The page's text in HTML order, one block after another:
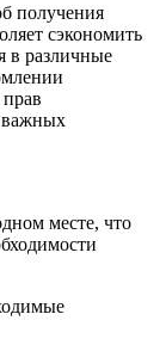
получения
сэкономить
в различные
важных
месте, что